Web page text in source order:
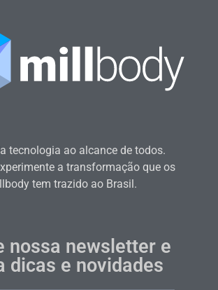
tecnologia ao alcance de todos.
a transformação que os
tem trazido ao Brasil.
nossa newsletter e
dicas e novidades